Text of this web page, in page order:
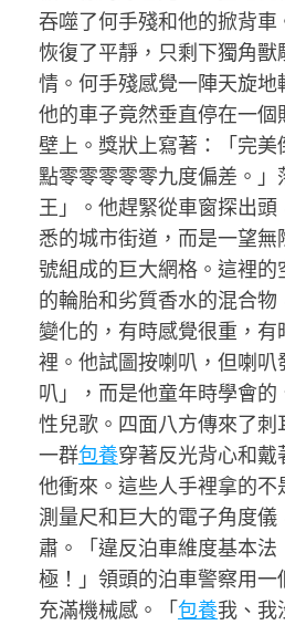
吞噬了何手殘和他的掀背
恢復了平靜，只剩下獨角獸
情。何手殘感覺一陣天旋地
他的車子竟然垂直停在一
壁上。獎狀上寫著：「完
點零零零零零九度偏差。」
王」。他趕緊從車窗探出
悉的城市街道，而是一望
號組成的巨大網格。這裡的
的輪胎和劣質香水的混合
變化的，有時感覺很重，
裡。他試圖按喇叭，但喇叭
叭」，而是他童年時學會
性兒歌。四面八方傳來了刺
一群包養穿著反光背心和
他衝來。這些人手裡拿的
測量尺和巨大的電子角度
肅。「違反泊車維度基本
極！」領頭的泊車警察用
充滿機械感。「包養我、我